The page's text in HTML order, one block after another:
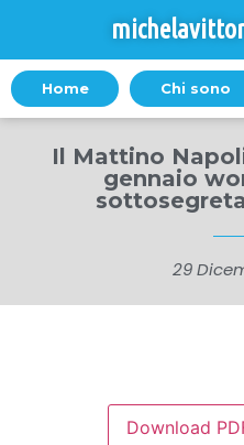
Home Chi sono
Il Mattino
gennaio
29
Download